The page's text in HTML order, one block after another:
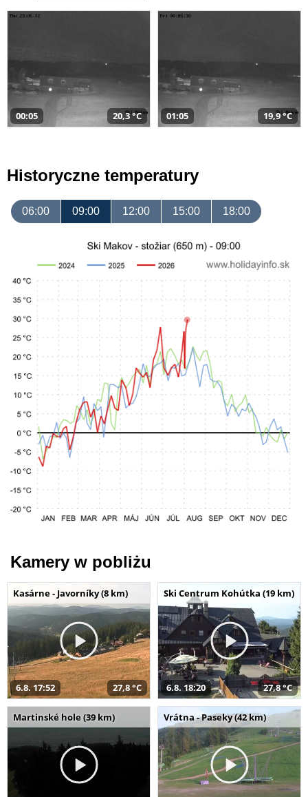
00:05 20,3 °C 01:05 19,9 °C
Historyczne temperatury
06:00 09:00 12:00 15:00 18:00
Kamery w pobliżu
Kasárne - Javorníky (8 km)
6.8. 17:52 27,8 °C
Ski Centrum Kohútka (19 km)
6.8. 18:20 27,8 °C
Martinské hole (39 km) Vrátna - Paseky (42 km)